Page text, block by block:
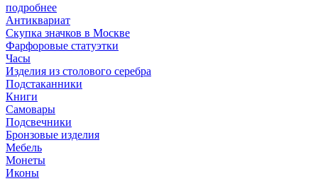
подробнее
Антиквариат
Скупка значков в Москве
Фарфоровые статуэтки
Часы
Изделия из столового серебра
Подстаканники
Книги
Самовары
Подсвечники
Бронзовые изделия
Мебель
Монеты
Иконы